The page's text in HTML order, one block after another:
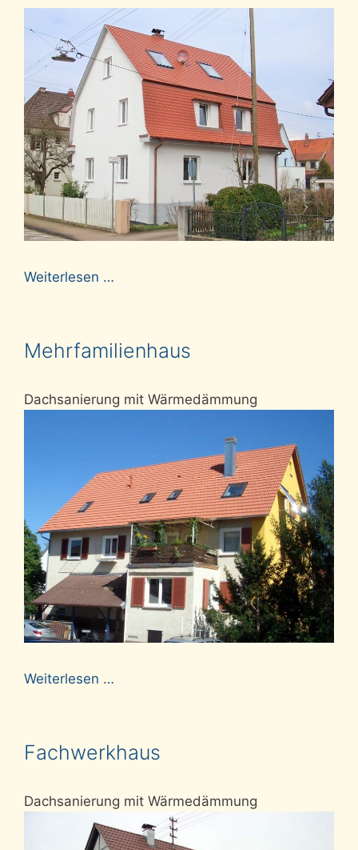
Weiterlesen …
Mehrfamilienhaus
Dachsanierung mit Wärmedämmung
Weiterlesen …
Fachwerkhaus
Dachsanierung mit Wärmedämmung